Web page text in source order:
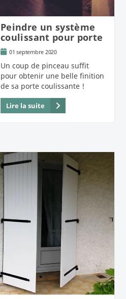
Peindre un système
coulissant pour porte
01 septembre 2020
Un coup de pinceau suffit
pour obtenir une belle finition
de sa porte coulissante !
Lire la suite